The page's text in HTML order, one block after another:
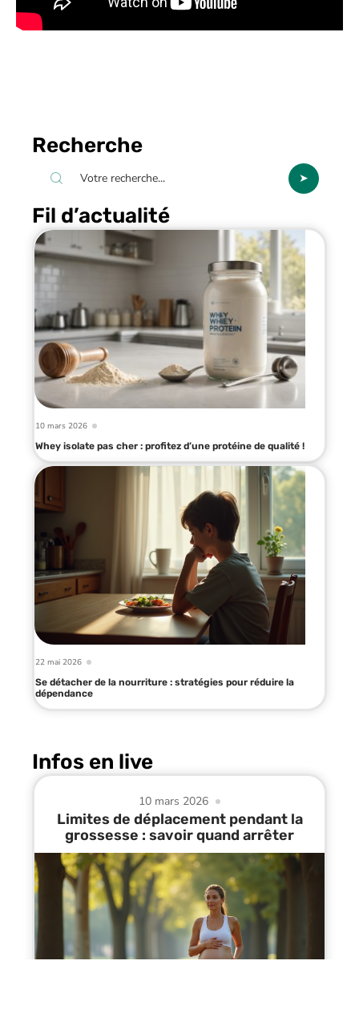
Recherche
Fil d’actualité
10 mars 2026
Whey isolate pas cher : profitez d’une protéine de qualité !
22 mai 2026
Se détacher de la nourriture : stratégies pour réduire la
dépendance
Infos en live
10 mars 2026
Limites de déplacement pendant la
grossesse : savoir quand arrêter